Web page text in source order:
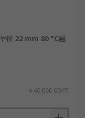
径 22 mm 80 °C融
￥40,660.00/個